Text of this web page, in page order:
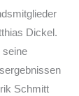
Dickel.
seine
Schmitt